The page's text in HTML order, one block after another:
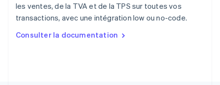
les ventes, de la TVA et de la TPS sur toutes vos
transactions, avec une intégration low ou no-code.
Consulter la documentation
Singapour
English简体中文
English